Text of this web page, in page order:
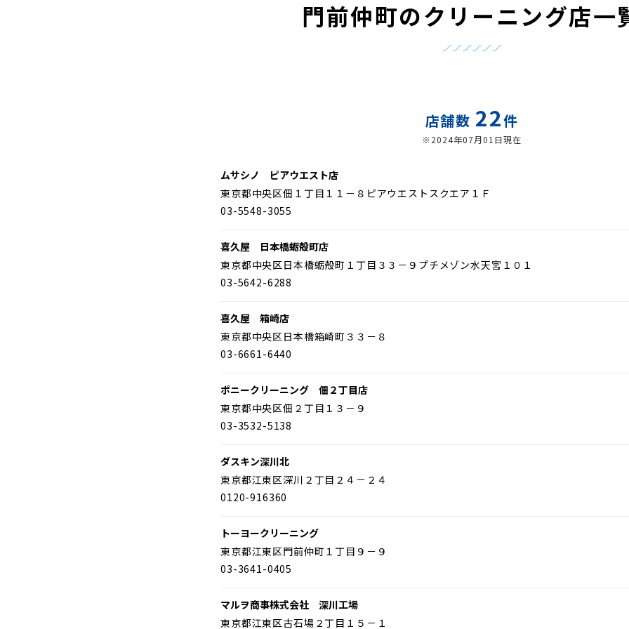
門前仲町のクリーニング店一
店舗数 22件
※2024年07月01日現在
ムサシノ ピアウエスト店
東京都中央区佃１丁目１１－８ピアウエストスクエア１Ｆ
03-5548-3055
喜久屋 日本橋蛎殻町店
東京都中央区日本橋蛎殻町１丁目３３－９プチメゾン水天宮１０１
03-5642-6288
喜久屋 箱崎店
東京都中央区日本橋箱崎町３３－８
03-6661-6440
ポニークリーニング 佃２丁目店
東京都中央区佃２丁目１３－９
03-3532-5138
ダスキン深川北
東京都江東区深川２丁目２４－２４
0120-916360
トーヨークリーニング
東京都江東区門前仲町１丁目９－９
03-3641-0405
マルヲ商事株式会社 深川工場
東京都江東区古石場２丁目１５－１